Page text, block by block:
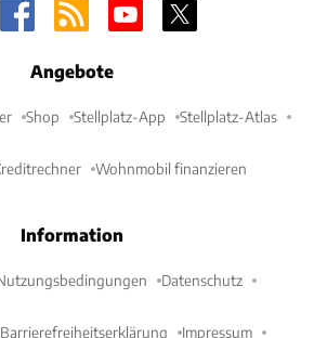
Angebote
Shop Stellplatz-App Stellplatz-Atlas
Wohnmobil finanzieren
Information
Datenschutz
Barrierefreiheitserklärung Impressum